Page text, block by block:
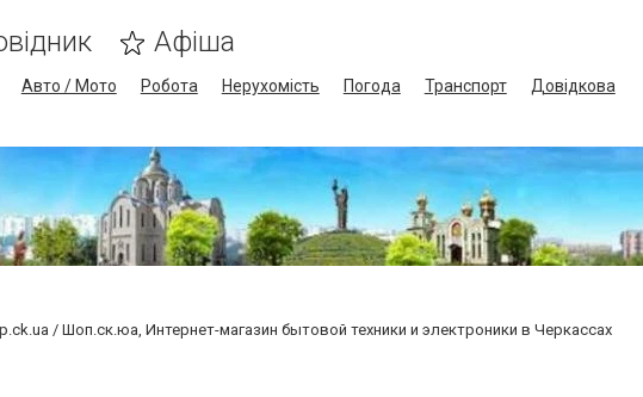
Афіша
Авто / Мото Робота Нерухомість Погода Транспорт
Довідкова
/ Шоп.ск.юа, Интернет-магазин бытовой техники и электроники в Черкассах